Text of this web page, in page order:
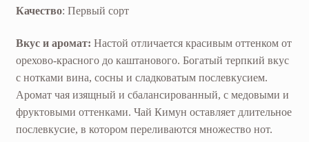
Качество: Первый сорт
Вкус и аромат: Настой отличается красивым оттенком от
орехово-красного до каштанового. Богатый терпкий вкус
с нотками вина, сосны и сладковатым послевкусием.
Аромат чая изящный и сбалансированный, с медовыми и
фруктовыми оттенками. Чай Кимун оставляет длительное
послевкусие, в котором переливаются множество нот.